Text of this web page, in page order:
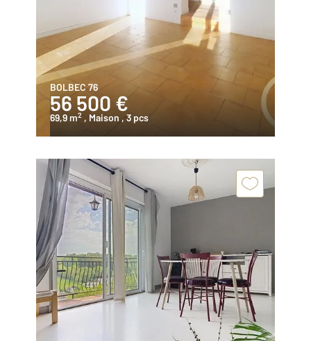
BOLBEC 76
56 500 €
69,9 m2 , Maison , 3 pcs